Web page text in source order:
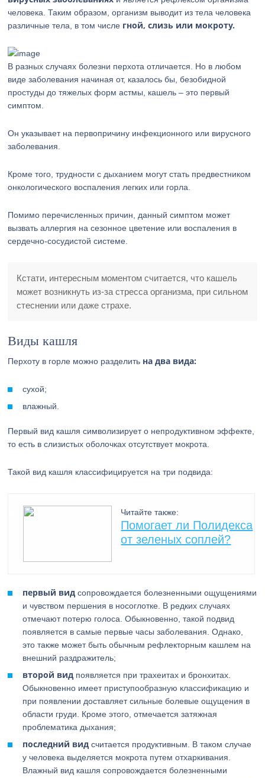
человека. Таким образом, организм выводит из тела человека
различные тела, в том числе гной, слизь или мокроту.
В разных случаях болезни перхота отличается. Но в любом
виде заболевания начиная от, казалось бы, безобидной
простуды до тяжелых форм астмы, кашель – это первый
симптом.
Он указывает на первопричину инфекционного или вирусного
заболевания.
Кроме того, трудности с дыханием могут стать предвестником
онкологического воспаления легких или горла.
Помимо перечисленных причин, данный симптом может
вызвать аллергия на сезонное цветение или воспаления в
сердечно-сосудистой системе.
Кстати, интересным моментом считается, что кашель
может возникнуть из-за стресса организма, при сильном
стеснении или даже страхе.
Виды кашля
Перхоту в горле можно разделить на два вида:
сухой;
влажный.
Первый вид кашля символизирует о непродуктивном эффекте,
то есть в слизистых оболочках отсутствует мокрота.
Такой вид кашля классифицируется на три подвида:
Читайте также:
Помогает ли Полидекса
от зеленых соплей?
первый вид сопровождается болезненными ощущениями
и чувством першения в носоглотке. В редких случаях
отмечают потерю голоса. Обыкновенно, такой подвид
появляется в самые первые часы заболевания. Однако,
это также может быть обычным рефлекторным кашлем на
внешний раздражитель;
второй вид появляется при трахеитах и бронхитах.
Обыкновенно имеет приступообразную классификацию и
при появлении доставляет сильные болевые ощущения в
области груди. Кроме этого, отмечается затяжная
проблематика дыхания;
последний вид считается продуктивным. В таком случае
у человека выделяется мокрота путем отхаркивания.
Влажный вид кашля сопровождается болезненными